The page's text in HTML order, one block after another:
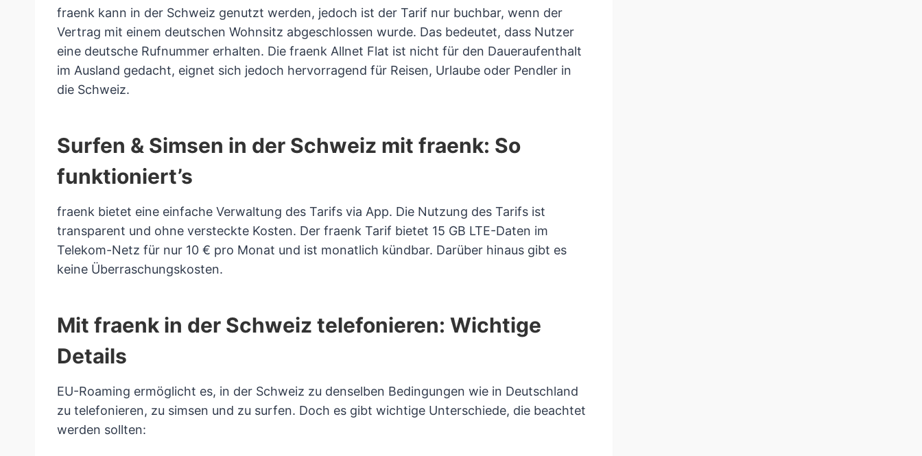
fraenk kann in der Schweiz genutzt werden, jedoch ist der Tarif nur buchbar, wenn der
Vertrag mit einem deutschen Wohnsitz abgeschlossen wurde. Das bedeutet, dass Nutzer
eine deutsche Rufnummer erhalten. Die fraenk Allnet Flat ist nicht für den Daueraufenthalt
im Ausland gedacht, eignet sich jedoch hervorragend für Reisen, Urlaube oder Pendler in
die Schweiz.
Surfen & Simsen in der Schweiz mit fraenk: So
funktioniert’s
fraenk bietet eine einfache Verwaltung des Tarifs via App. Die Nutzung des Tarifs ist
transparent und ohne versteckte Kosten. Der fraenk Tarif bietet 15 GB LTE-Daten im
Telekom-Netz für nur 10 € pro Monat und ist monatlich kündbar. Darüber hinaus gibt es
keine Überraschungskosten.
Mit fraenk in der Schweiz telefonieren: Wichtige
Details
EU-Roaming ermöglicht es, in der Schweiz zu denselben Bedingungen wie in Deutschland
zu telefonieren, zu simsen und zu surfen. Doch es gibt wichtige Unterschiede, die beachtet
werden sollten: